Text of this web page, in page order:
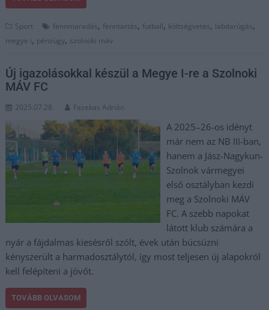
Sport fennmaradás, fenntartás, futball, költségvetés, labdarúgás,
megye i, pénzügy, szolnoki máv
Új igazolásokkal készül a Megye I-re a Szolnoki
MÁV FC
2025.07.28. Fazekas Adrián
A 2025–26-os idényt
már nem az NB III-ban,
hanem a Jász-Nagykun-
Szolnok vármegyei
első osztályban kezdi
meg a Szolnoki MÁV
FC. A szebb napokat
látott klub számára a
nyár a fájdalmas kiesésről szólt, évek után búcsúzni
kényszerült a harmadosztálytól, így most teljesen új alapokról
kell felépíteni a jövőt.
TOVÁBB OLVASOM